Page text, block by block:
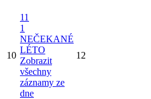
10
11
1
NEČEKANÉ
LÉTO
Zobrazit
všechny
záznamy ze
dne
12